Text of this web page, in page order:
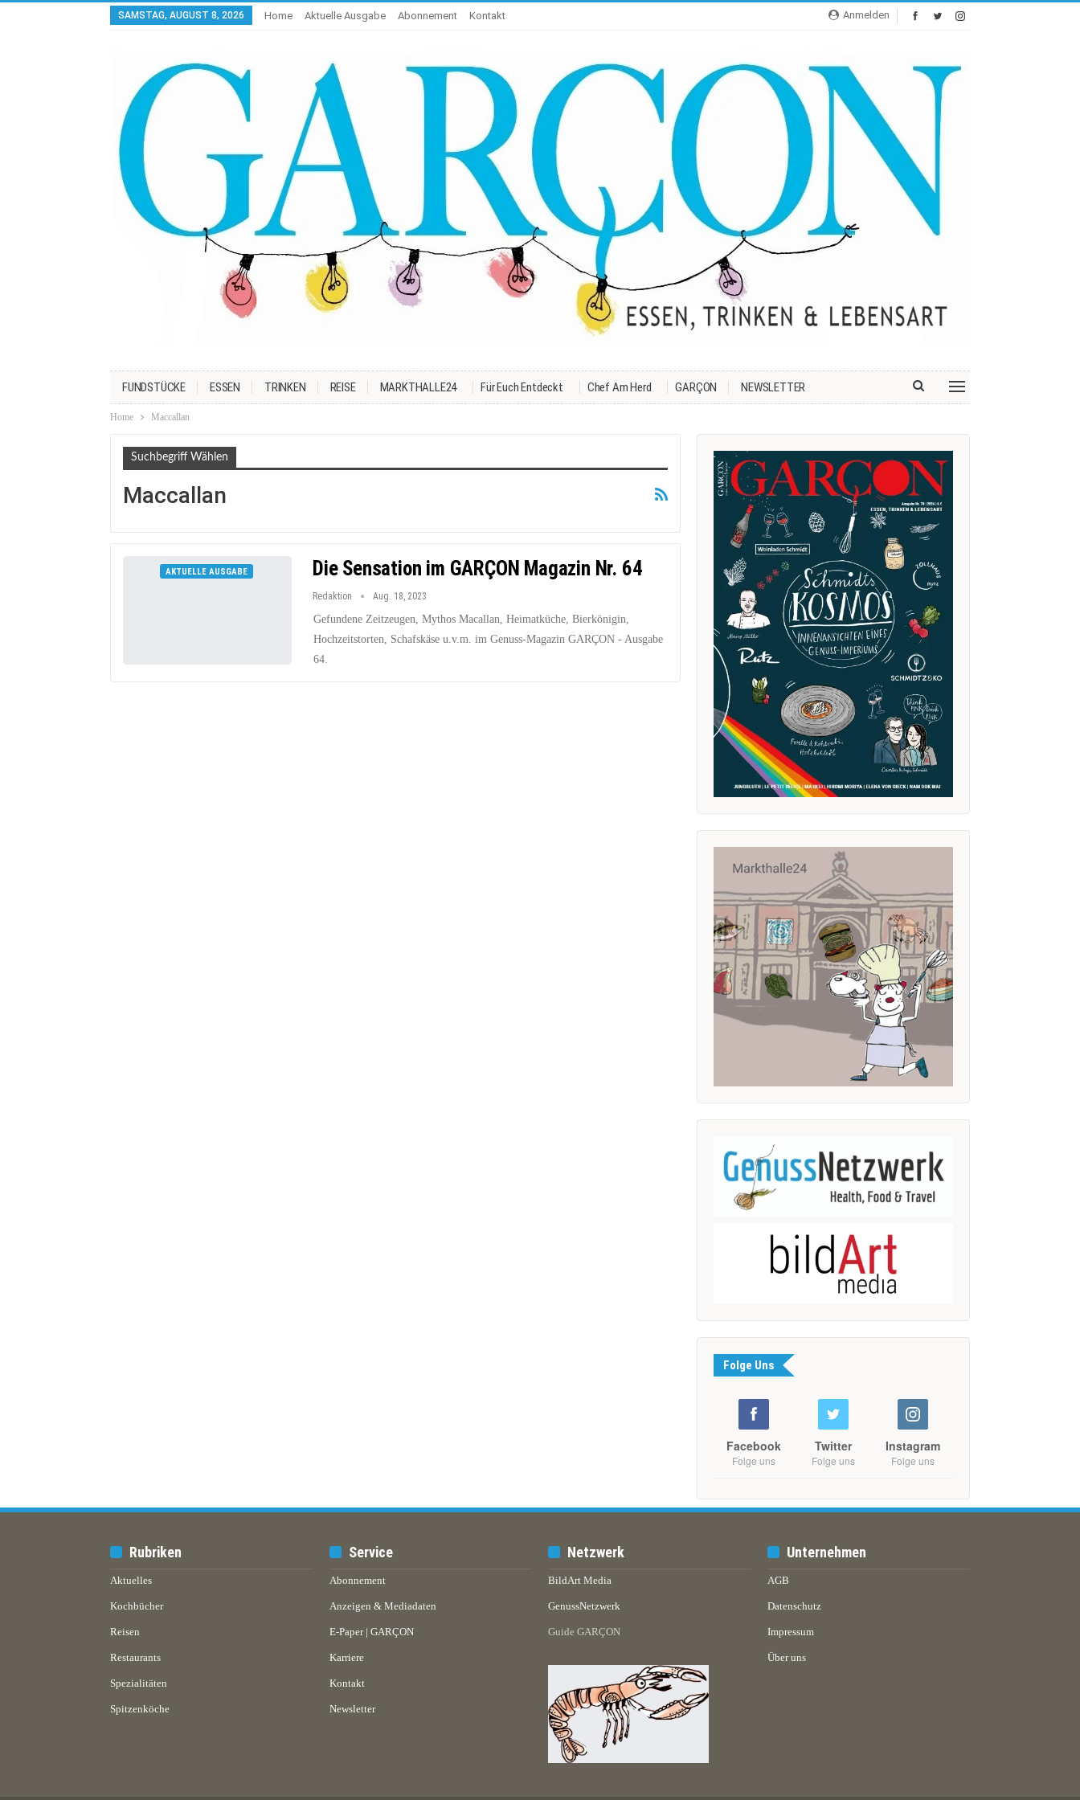
Anmelden
SAMSTAG, AUGUST 8, 2026 Home Aktuelle Ausgabe Abonnement Kontakt
FUNDSTÜCKE ESSEN TRINKEN REISE MARKTHALLE24 Für Euch Entdeckt Chef Am Herd GARÇON NEWSLETTER
Home Maccallan
Suchbegriff Wählen
Maccallan
AKTUELLE AUSGABE Die Sensation im GARÇON Magazin Nr. 64
Redaktion Aug. 18, 2023
Gefundene Zeitzeugen, Mythos Macallan, Heimatküche, Bierkönigin,
Hochzeitstorten, Schafskäse u.v.m. im Genuss-Magazin GARÇON - Ausgabe
64.
Folge Uns
Facebook
Folge uns
Twitter
Folge uns
Instagram
Folge uns
Rubriken
Aktuelles
Kochbücher
Reisen
Restaurants
Spezialitäten
Spitzenköche
Service
Abonnement
Anzeigen & Mediadaten
E-Paper | GARÇON
Karriere
Kontakt
Newsletter
Netzwerk
BildArt Media
GenussNetzwerk
Guide GARÇON
Unternehmen
AGB
Datenschutz
Impressum
Über uns